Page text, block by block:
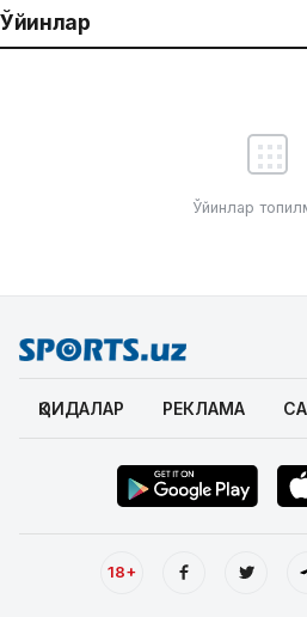
Ўйинлар
Ўйинлар
ҚОИДАЛАР РЕКЛАМА
18+